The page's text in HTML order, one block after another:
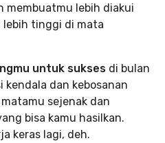
membuatmu lebih diakui
tinggi di mata
untuk sukses di bulan
kendala dan kebosanan
sejenak dan
bisa kamu hasilkan.
keras lagi, deh.